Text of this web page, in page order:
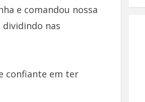
e comandou nossa
dividindo nas
confiante em ter